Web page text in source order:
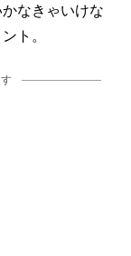
なきゃいけな
ト。